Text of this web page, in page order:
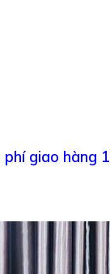
phí giao hàng